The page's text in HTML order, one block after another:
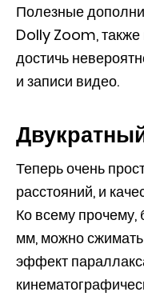
Полезные
Dolly Zoom,
достичь
и записи видео.
Теперь очень
расстояний, и
Ко всему прочему,
мм, можно сжимать
эффект